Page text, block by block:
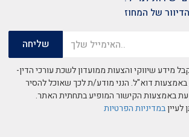
של המחוז
מידע שיווקי והצעות ממועדון לשכת עורכי הדין-
באמצעות דוא"ל. הנני מודע/ת לכך שאוכל להסיר
עת באמצעות הקישור המופיע בתחתית האתר.
לעייןבמדיניות הפרטיות